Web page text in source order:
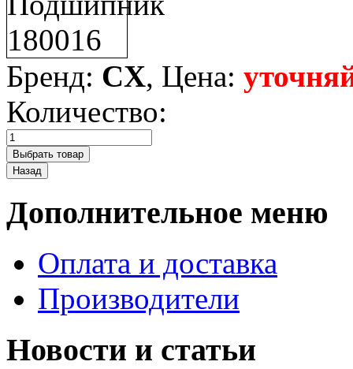
Бренд: CX, Цена:
Количество:
Дополнительное меню
Оплата и доставка
Производители
Новости и статьи